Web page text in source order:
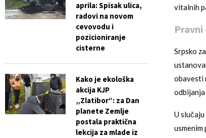
vitalnih
Srpsko
obavesti
U
aprila: Spisak ulica,
radovi na novom
cevovodu i
pozicioniranje
cisterne
Kako je ekološka
akcija KJP
„Zlatibor“: za Dan
planete Zemlje
postala praktična
lekcija za mlade iz